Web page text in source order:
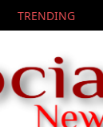
TRENDING